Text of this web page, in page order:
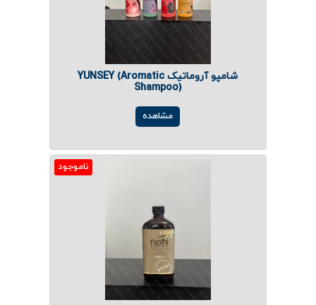
شامپو آروماتیک YUNSEY (Aromatic
Shampoo)
مشاهده
ناموجود